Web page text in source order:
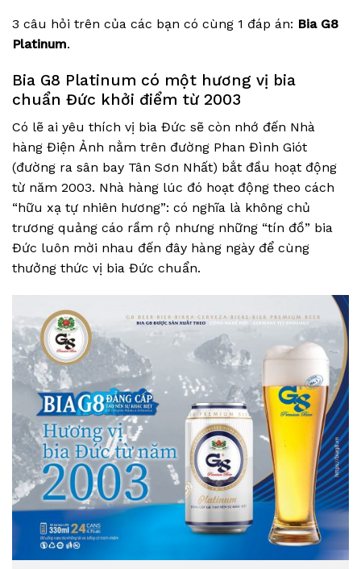
3 câu hỏi trên của các bạn có cùng 1 đáp án: Bia G8
Platinum.
Bia G8 Platinum có một hương vị bia
chuẩn Đức khởi điểm từ 2003
Có lẽ ai yêu thích vị bia Đức sẽ còn nhớ đến Nhà
hàng Điện Ảnh nằm trên đường Phan Đình Giót
(đường ra sân bay Tân Sơn Nhất) bắt đầu hoạt động
từ năm 2003. Nhà hàng lúc đó hoạt động theo cách
“hữu xạ tự nhiên hương”: có nghĩa là không chủ
trương quảng cáo rầm rộ nhưng những “tín đồ” bia
Đức luôn mời nhau đến đây hàng ngày để cùng
thưởng thức vị bia Đức chuẩn.